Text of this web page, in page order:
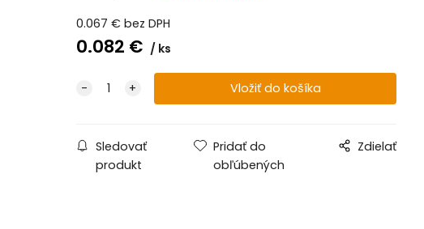
0.067 € bez DPH
0.082 € ks
Sledovať
produkt
Pridať do
obľúbených
Zdielať